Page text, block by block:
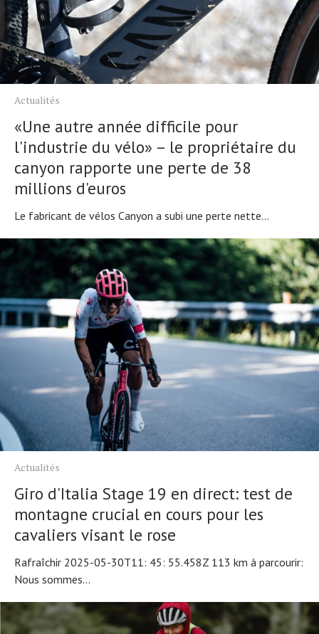
Actualités
«Une autre année difficile pour
l'industrie du vélo» – le propriétaire du
canyon rapporte une perte de 38
millions d'euros
Le fabricant de vélos Canyon a subi une perte nette...
Actualités
Giro d'Italia Stage 19 en direct: test de
montagne crucial en cours pour les
cavaliers visant le rose
Rafraîchir 2025-05-30T11: 45: 55.458Z 113 km à parcourir:
Nous sommes...